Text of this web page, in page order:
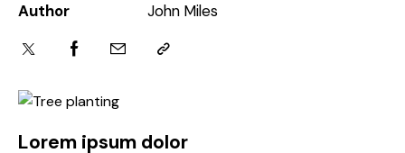
Lorem ipsum dolor
Author
John Miles